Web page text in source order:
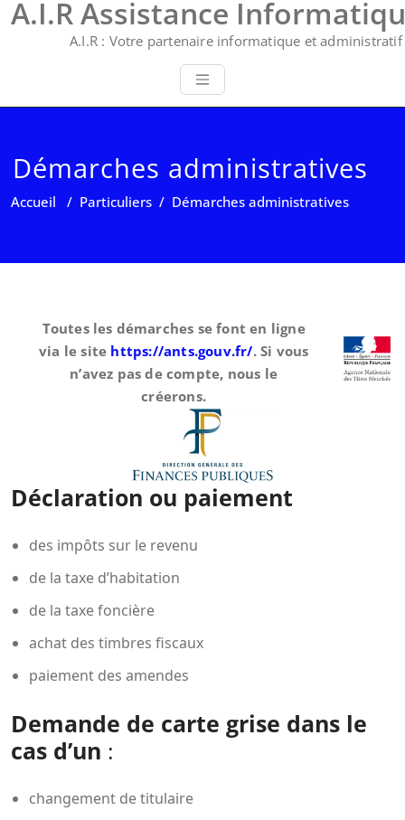
A.I.R Assistance
A.I.R : Votre partenaire informatique et administratif
Démarches administratives
Accueil / Particuliers / Démarches administratives
Toutes les démarches se font en ligne
via le site https://ants.gouv.fr/. Si vous
n’avez pas de compte, nous le
créerons.
Déclaration ou paiement
des impôts sur le revenu
de la taxe d’habitation
de la taxe foncière
achat des timbres fiscaux
paiement des amendes
Demande de carte grise dans le
cas d’un :
changement de titulaire